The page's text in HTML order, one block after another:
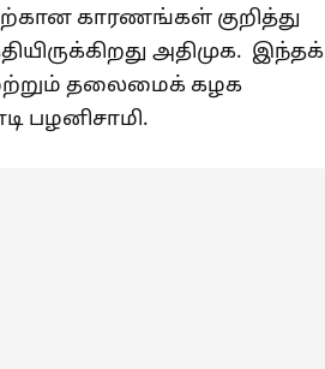
காரணங்கள் குறித்து
அதிமுக. இந்தக்
தலைமைக் கழக
பழனிசாமி.